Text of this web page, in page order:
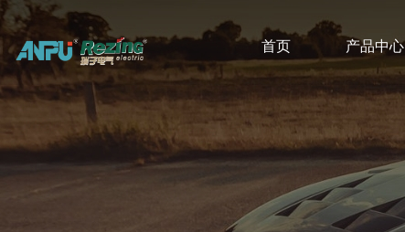
首页 产品中心